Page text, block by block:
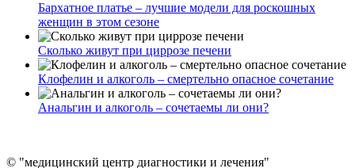
Бархатное платье – лучшие модели для роскошных
женщин в этом сезоне
Сколько живут при циррозе печени
Клофелин и алкоголь – смертельно опасное сочетание
Анальгин и алкоголь – сочетаемы ли они?
© "медицинский центр диагностики и лечения"